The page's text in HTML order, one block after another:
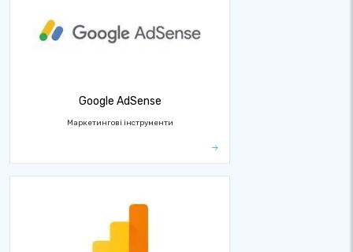
Google AdSense
Маркетингові інструменти